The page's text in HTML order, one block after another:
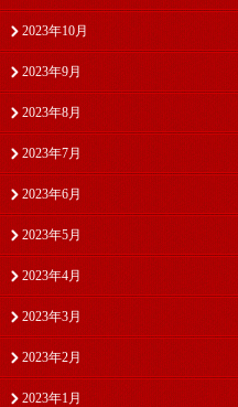
2023年10月
2023年9月
2023年8月
2023年7月
2023年6月
2023年5月
2023年4月
2023年3月
2023年2月
2023年1月